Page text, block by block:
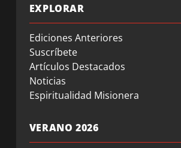
EXPLORAR
Ediciones Anteriores
Suscríbete
Artículos Destacados
Noticias
Espiritualidad Misionera
VERANO 2026